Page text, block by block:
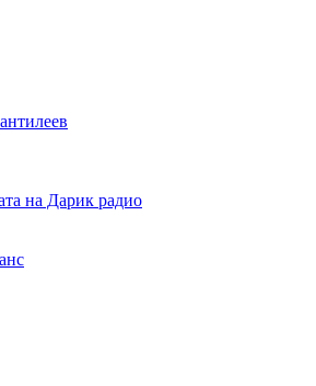
на Дарик радио